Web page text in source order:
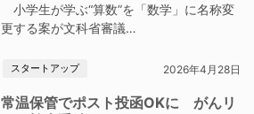
小学生が学ぶ“算数”を「数学」に名称変
更する案が文科省審議…
スタートアップ 2026年4月28日
常温保管でポスト投函OKに がんリ